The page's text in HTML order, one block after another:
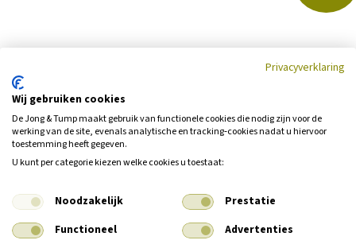
Waarom de Jong & Tump?
Wij zijn hét adres voor al uw verzekeringenen andere
financiële zaken
voor uw bedrijf en privéleven. Vanuit ons
kantoor in Ilpendam stellen onze adviseurs met een
Privacyverklaring
Wij gebruiken cookies
De Jong & Tump maakt gebruik van functionele cookies die nodig zijn voor de
werking van de site, evenals analytische en tracking‑cookies nadat u hiervoor
toestemming heeft gegeven.
U kunt per categorie kiezen welke cookies u toestaat:
Noodzakelijk
Prestatie
Functioneel
Advertenties